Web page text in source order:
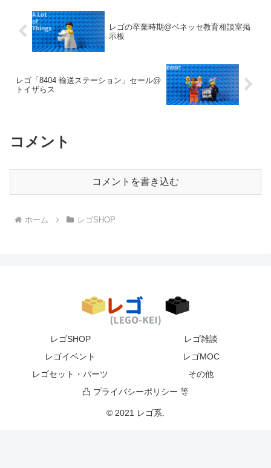
レゴの卒業時期@ベネッセ教育相談室掲
示板
レゴ「8404 輸送ステーション」セール@
トイザらス
コメント
コメントを書き込む
ホーム レゴSHOP
レゴSHOP
レゴ雑談
レゴイベント
レゴMOC
レゴセット・パーツ
その他
凸 プライバシーポリシー 等
© 2021 レゴ系.